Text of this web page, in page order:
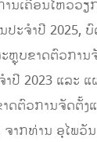
ນເຄື່ອນໄຫວວຽ
ປະຈຳປີ 2025,
ຫຼຸບຂາດຕົວການ
ຳປີ 2023 ແລະ
ຕົວການຈັດຕັ້ງ
ຈາກທ່ານ ອຸໄພວັ